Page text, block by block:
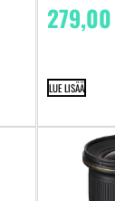
279,00
LUE LISÄÄ